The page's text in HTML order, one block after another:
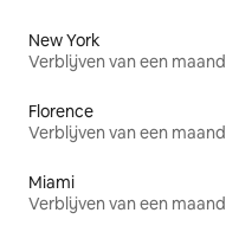
New York
Verblijven van een maand
Florence
Verblijven van een maand
Miami
Verblijven van een maand